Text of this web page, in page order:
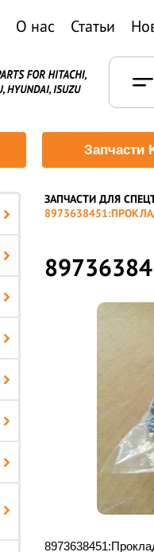
О нас Статьи
Запчасти
ЗАПЧАСТИ ДЛЯ